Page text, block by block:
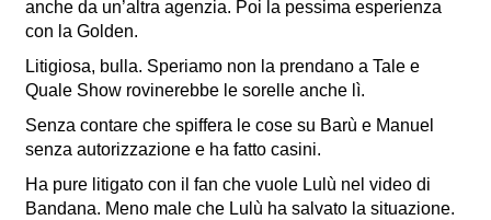
anche da un’altra agenzia. Poi la pessima esperienza
con la Golden.
Litigiosa, bulla. Speriamo non la prendano a Tale e
Quale Show rovinerebbe le sorelle anche lì.
Senza contare che spiffera le cose su Barù e Manuel
senza autorizzazione e ha fatto casini.
Ha pure litigato con il fan che vuole Lulù nel video di
Bandana. Meno male che Lulù ha salvato la situazione.